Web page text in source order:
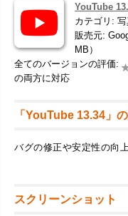
YouTube
カテゴリ:
販売元:
MB）
全てのバージョンの評価:
の両方に対応
「YouTube 13.34」
バグの修正や安定性の向
スクリーンショット